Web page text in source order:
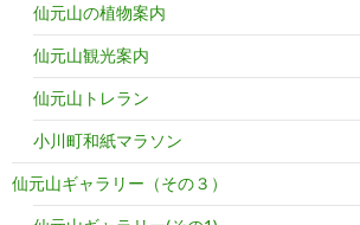
仙元山の植物案内
仙元山観光案内
仙元山トレラン
小川町和紙マラソン
仙元山ギャラリー（その３）